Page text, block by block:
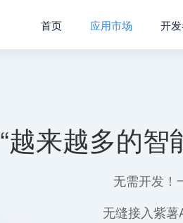
首页 应用市场 开
“越来越多的
无需开发！
无缝接入紫